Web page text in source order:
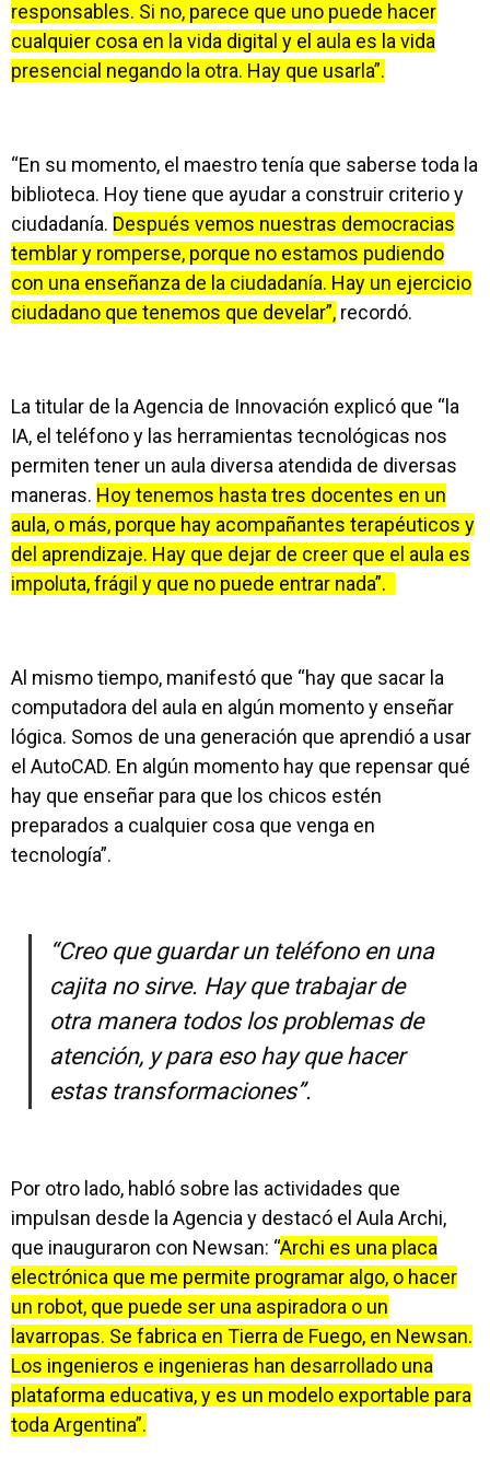
responsables. Si no, parece que uno puede hacer
cualquier cosa en la vida digital y el aula es la vida
presencial negando la otra. Hay que usarla”.
“En su momento, el maestro tenía que saberse toda la
biblioteca. Hoy tiene que ayudar a construir criterio y
ciudadanía. Después vemos nuestras democracias
temblar y romperse, porque no estamos pudiendo
con una enseñanza de la ciudadanía. Hay un ejercicio
ciudadano que tenemos que develar”, recordó.
La titular de la Agencia de Innovación explicó que “la
IA, el teléfono y las herramientas tecnológicas nos
permiten tener un aula diversa atendida de diversas
maneras. Hoy tenemos hasta tres docentes en un
aula, o más, porque hay acompañantes terapéuticos y
del aprendizaje. Hay que dejar de creer que el aula es
impoluta, frágil y que no puede entrar nada”.
Al mismo tiempo, manifestó que “hay que sacar la
computadora del aula en algún momento y enseñar
lógica. Somos de una generación que aprendió a usar
el AutoCAD. En algún momento hay que repensar qué
hay que enseñar para que los chicos estén
preparados a cualquier cosa que venga en
tecnología”.
“Creo que guardar un teléfono en una
cajita no sirve. Hay que trabajar de
otra manera todos los problemas de
atención, y para eso hay que hacer
estas transformaciones”.
Por otro lado, habló sobre las actividades que
impulsan desde la Agencia y destacó el Aula Archi,
que inauguraron con Newsan: “Archi es una placa
electrónica que me permite programar algo, o hacer
un robot, que puede ser una aspiradora o un
lavarropas. Se fabrica en Tierra de Fuego, en Newsan.
Los ingenieros e ingenieras han desarrollado una
plataforma educativa, y es un modelo exportable para
toda Argentina”.